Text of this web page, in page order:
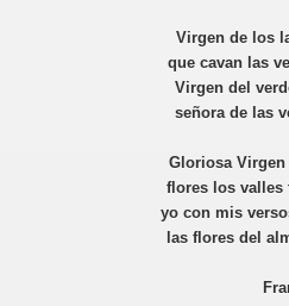
Virgen de los
que cavan las
Virgen del
señora de las
Gloriosa Virgen
flores los valles
yo con mis
las flores del
Francisco